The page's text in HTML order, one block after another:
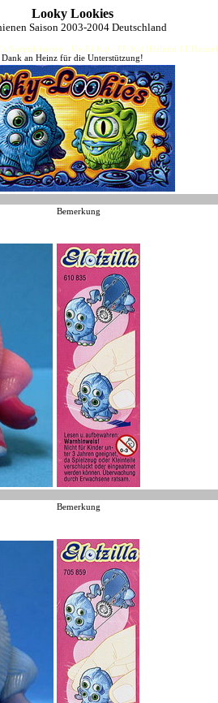
Looky Lookies
Saison 2003-2004 Deutschland
Sammlerseiten - Ue-Ei-Kat - FF-Kat (Helmut J.F.Henze)
Dank an Heinz für die Unterstützung!
Bemerkung
Bemerkung